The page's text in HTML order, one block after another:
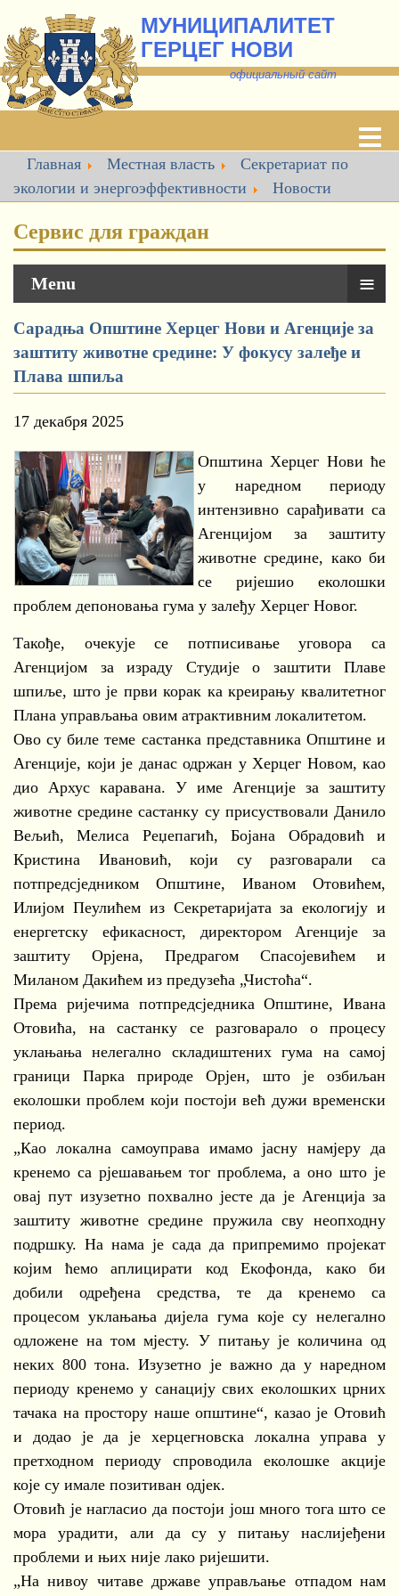
МУНИЦИПАЛИТЕТ
ГЕРЦЕГ НОВИ
официальный сайт
Главная Местная власть
Секретариат по
экологии и энергоэффективности
Новости
Сервис для граждан
Menu ≡
Сарадња Општине Херцег Нови и Агенције за
заштиту животне средине: У фокусу залеђе и
Плава шпиља
17 декабря 2025
Општина Херцег Нови ће
у наредном периоду
интензивно сарађивати са
Агенцијом за заштиту
животне средине, како би
се ријешио еколошки
проблем депоновања гума у залеђу Херцег Новог.
Такође, очекује се потписивање уговора са
Агенцијом за израду Студије о заштити Плаве
шпиље, што је први корак ка креирању квалитетног
Плана управљања овим атрактивним локалитетом.
Ово су биле теме састанка представника Општине и
Агенције, који је данас одржан у Херцег Новом, као
дио Архус каравана. У име Агенције за заштиту
животне средине састанку су присуствовали Данило
Вељић, Мелиса Реџепагић, Бојана Обрадовић и
Кристина Ивановић, који су разговарали са
потпредсједником Општине, Иваном Отовићем,
Илијом Пеулићем из Секретаријата за екологију и
енергетску ефикасност, директором Агенције за
заштиту Орјена, Предрагом Спасојевићем и
Миланом Дакићем из предузећа „Чистоћа“.
Према ријечима потпредсједника Општине, Ивана
Отовића, на састанку се разговарало о процесу
уклањања нелегално складиштених гума на самој
граници Парка природе Орјен, што је озбиљан
еколошки проблем који постоји већ дужи временски
период.
„Као локална самоуправа имамо јасну намјеру да
кренемо са рјешавањем тог проблема, а оно што је
овај пут изузетно похвално јесте да је Агенција за
заштиту животне средине пружила сву неопходну
подршку. На нама је сада да припремимо пројекат
којим ћемо аплицирати код Екофонда, како би
добили одређена средства, те да кренемо са
процесом уклањања дијела гума које су нелегално
одложене на том мјесту. У питању је количина од
неких 800 тона. Изузетно је важно да у наредном
периоду кренемо у санацију свих еколошких црних
тачака на простору наше општине“, казао је Отовић
и додао је да је херцегновска локална управа у
претходном периоду спроводила еколошке акције
које су имале позитиван одјек.
Отовић је нагласио да постоји још много тога што се
мора урадити, али да су у питању наслијеђени
проблеми и њих није лако ријешити.
„На нивоу читаве државе управљање отпадом нам